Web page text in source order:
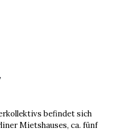
befindet sich
Mietshauses, ca. fünf